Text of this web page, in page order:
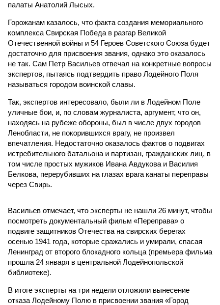
палаты Анатолий Лысых.
Горожанам казалось, что факта создания мемориального
комплекса Свирская Победа в разгар Великой
Отечественной войны и 54 Героев Советского Союза будет
достаточно для присвоения звания, однако это оказалось
не так. Сам Петр Васильев отвечал на конкретные вопросы
экспертов, пытаясь подтвердить право Лодейного Поля
называться городом воинской славы.
Так, экспертов интересовало, были ли в Лодейном Поле
уличные бои, и, по словам журналиста, аргумент, что он,
находясь на рубеже обороны, был в числе двух городов
Ленобласти, не покорившихся врагу, не произвел
впечатления. Недостаточно оказалось фактов о подвигах
истребительного батальона и партизан, гражданских лиц, в
том числе простых мужиков Ивана Авдукова и Василия
Белкова, перерубивших на глазах врага канаты переправы
через Свирь.
Васильев отмечает, что эксперты не нашли 26 минут, чтобы
посмотреть документальный фильм «Переправа» о
подвиге защитников Отечества на свирских берегах
осенью 1941 года, которые сражались и умирали, спасая
Ленинград от второго блокадного кольца (премьера фильма
прошла 24 января в центральной Лодейнопольской
библиотеке).
В итоге эксперты на три недели отложили вынесение
отказа Лодейному Полю в присвоении звания «Город